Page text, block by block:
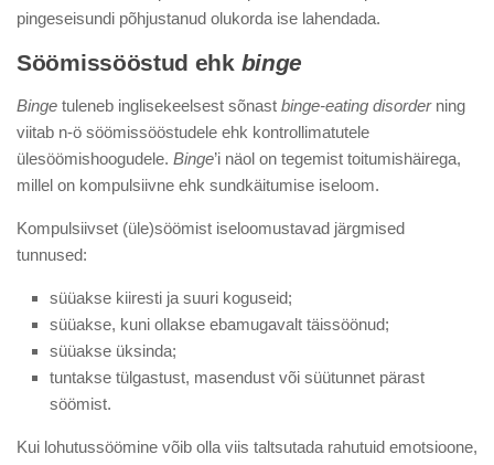
pingeseisundi põhjustanud olukorda ise lahendada.
Söömissööstud ehk binge
Binge tuleneb inglisekeelsest sõnast binge-eating disorderning
viitab n-ö söömissööstudele ehk kontrollimatutele
ülesöömishoogudele. Binge’i näol on tegemist toitumishäirega,
millel on kompulsiivne ehk sundkäitumise iseloom.
Kompulsiivset (üle)söömist iseloomustavad järgmised
tunnused:
süüakse kiiresti ja suuri koguseid;
süüakse, kuni ollakse ebamugavalt täissöönud;
süüakse üksinda;
tuntakse tülgastust, masendust või süütunnet pärast
söömist.
Kui lohutussöömine võib olla viis taltsutada rahutuid emotsioone,